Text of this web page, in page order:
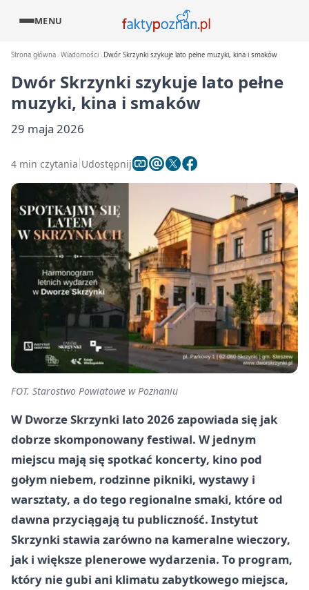
MENU
Strona główna Wiadomości Dwór Skrzynki szykuje lato pełne muzyki, kina i smaków
Dwór Skrzynki szykuje lato pełne
muzyki, kina i smaków
29 maja 2026
4 min czytania Udostępnij
FOT. Starostwo Powiatowe w Poznaniu
W Dworze Skrzynki lato 2026 zapowiada się jak
dobrze skomponowany festiwal. W jednym
miejscu mają się spotkać koncerty, kino pod
gołym niebem, rodzinne pikniki, wystawy i
warsztaty, a do tego regionalne smaki, które od
dawna przyciągają tu publiczność. Instytut
Skrzynki stawia zarówno na kameralne wieczory,
jak i większe plenerowe wydarzenia. To program,
który nie gubi ani klimatu zabytkowego miejsca,